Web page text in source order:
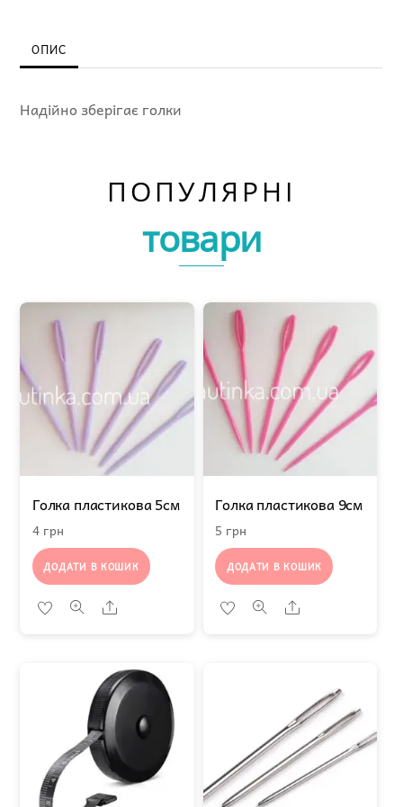
ОПИС
Надійно зберігає голки
ПОПУЛЯРНІ
товари
Голка пластикова 5см
4 грн
ДОДАТИ В КОШИК
Share
Голка пластикова 9см
5 грн
ДОДАТИ В КОШИК
Share